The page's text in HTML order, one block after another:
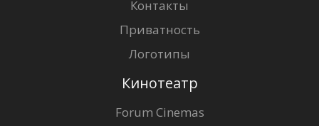
Контакты
Приватность
Логотипы
Кинотеатр
Forum Cinemas